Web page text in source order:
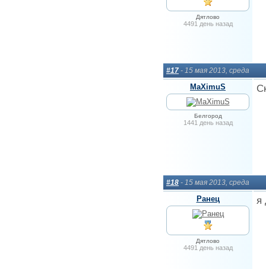
Дятлово
4491 день назад
#17 - 15 мая 2013, среда
MaXimuS
Белгород
1441 день назад
#18 - 15 мая 2013, среда
Ранец
Дятлово
4491 день назад
я